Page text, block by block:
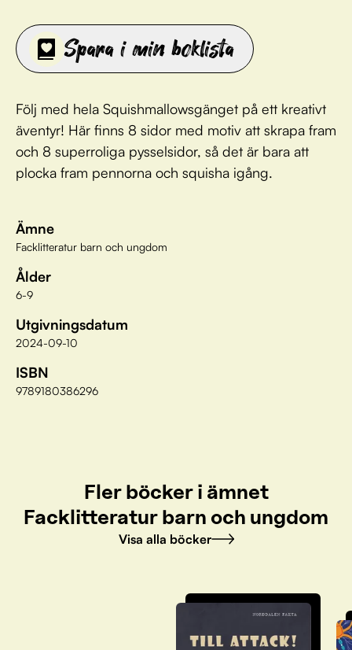
Spara i min boklista
Följ med hela Squishmallowsgänget på ett kreativt
äventyr! Här finns 8 sidor med motiv att skrapa fram
och 8 superroliga pysselsidor, så det är bara att
plocka fram pennorna och squisha igång.
Ämne
Facklitteratur barn och ungdom
Ålder
6-9
Utgivningsdatum
2024-09-10
ISBN
9789180386296
Fler böcker i ämnet
Facklitteratur barn och ungdom
Visa alla böcker